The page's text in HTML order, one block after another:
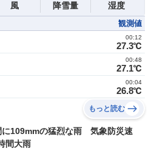
風 降雪量 湿度
観測値
27.3℃
00:12
27.1℃
00:48
26.8℃
00:04
もっと読む
に109mmの猛烈な雨 気象防災速
間大雨